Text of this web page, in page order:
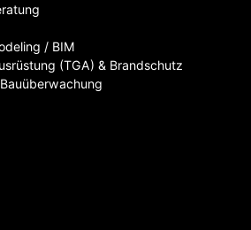
/ BIM
(TGA) & Brandschutz